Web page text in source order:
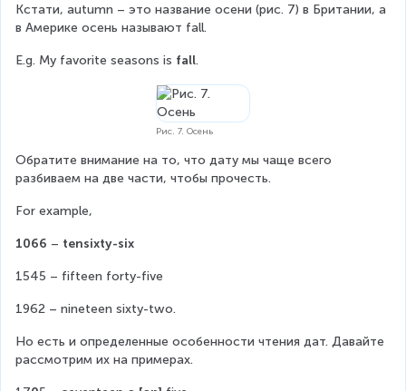
Кстати, autumn – это название осени (рис. 7) в Британии, а
в Америке осень называют fall.
E.g. My favorite seasons is fall.
Рис. 7. Осень
Обратите внимание на то, что дату мы чаще всего
разбиваем на две части, чтобы прочесть.
For example,
1066 – tensixty-six
1545 – fifteen forty-five
1962 – nineteen sixty-two.
Но есть и определенные особенности чтения дат. Давайте
рассмотрим их на примерах.